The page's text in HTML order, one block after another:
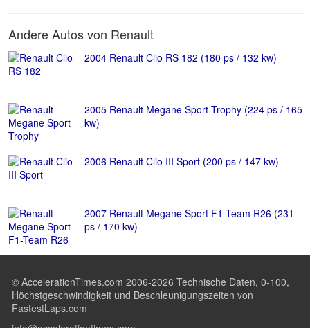
Andere Autos von Renault
2004 Renault Clio RS 182 (180 ps / 132 kw)
2005 Renault Megane Sport Trophy (224 ps / 165
kw)
2006 Renault Clio III Sport (200 ps / 147 kw)
2007 Renault Megane Sport F1-Team R26 (231
ps / 170 kw)
© AccelerationTimes.com 2006-2026 Technische Daten, 0-100,
Höchstgeschwindigkeit und Beschleunigungszeiten von
FastestLaps.com